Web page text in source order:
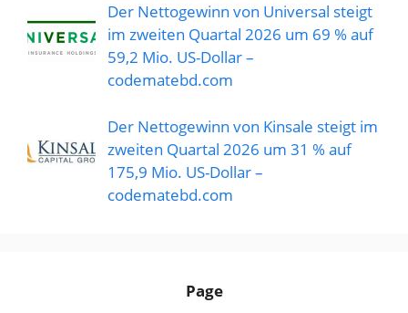
Der Nettogewinn von Universal steigt
im zweiten Quartal 2026 um 69 % auf
59,2 Mio. US-Dollar –
codematebd.com
Der Nettogewinn von Kinsale steigt im
zweiten Quartal 2026 um 31 % auf
175,9 Mio. US-Dollar –
codematebd.com
Page